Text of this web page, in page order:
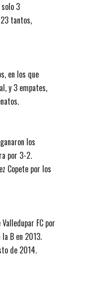
3
tantos,
en los que
y 3 empates,
los
por 3-2.
Copete por los
FC por
B en 2013.
de 2014.